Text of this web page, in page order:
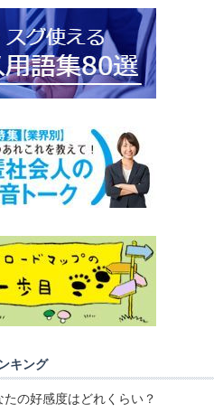
キング
たの好感度はどれくらい？